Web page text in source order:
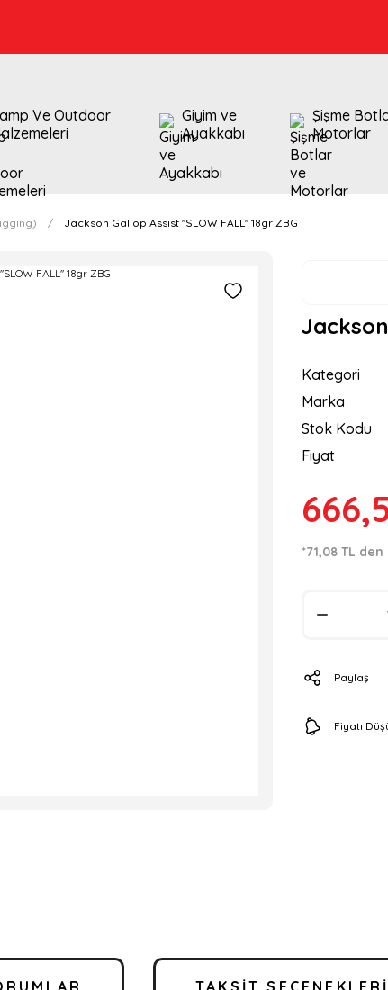
Ve Outdoor
Giyim ve
Ayakkabı
Şişme
Motorlar
Jackson Gallop Assist ''SLOW FALL'' 18gr ZBG
Kategori
Marka
Stok Kodu
Fiyat
*71,08 TL
Paylaş
Fiyatı